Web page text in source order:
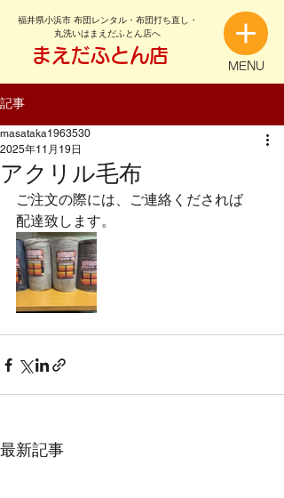
福井県小浜市 布団レンタル・布団打ち直し・
丸洗いはまえだふとん店へ
まえだふとん店
MENU
記事
アクリル毛布
masataka1963530
2025年11月19日
ご注文の際には、ご連絡くだされば
配達致します。
最新記事